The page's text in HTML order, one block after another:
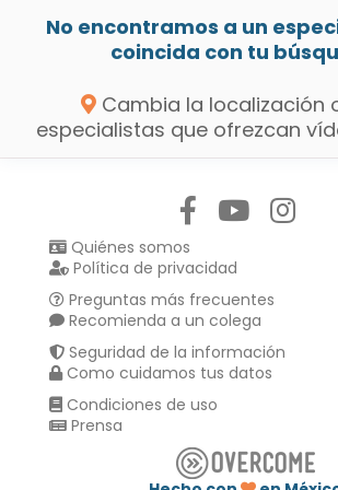
No encontramos a un
coincida con tu
Cambia la localización
especialistas que ofrezcan
Quiénes somos
Política de privacidad
Preguntas más frecuentes
Recomienda a un colega
Seguridad de la información
Como cuidamos tus datos
Condiciones de uso
Prensa